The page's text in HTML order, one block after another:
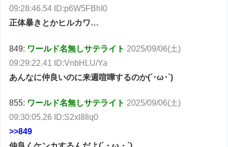
09:28:46.54 ID:p6W5FBhI0
正体暴きとかヒルカワ…
849: ワールド名無しサテライト 2025/09/06(土)
09:29:22.41 ID:VnbHLU/Ya
あんなに仲良いのに来週喧嘩するのか(´･ω･`)
855: ワールド名無しサテライト 2025/09/06(土)
09:30:05.26 ID:S2xl8Ilq0
>>849